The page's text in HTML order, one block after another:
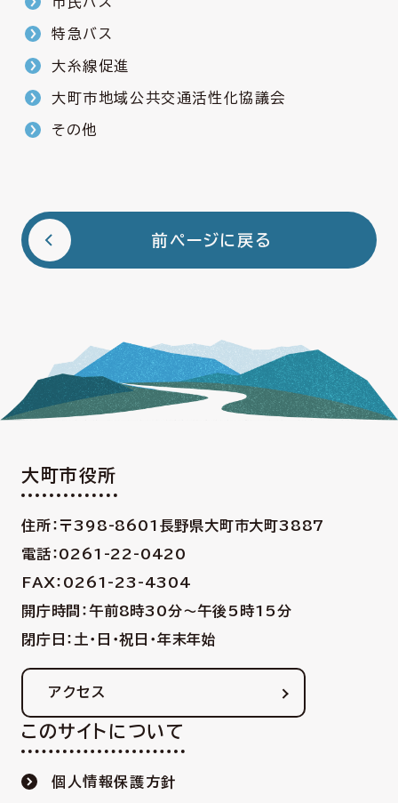
特急バス
大糸線促進
大町市地域公共交通活性化協議会
その他
前ページに戻る
大町市役所
住所：〒398-8601 長野県大町市大町3887
電話：0261-22-0420
FAX：0261-23-4304
開庁時間：午前8時30分〜午後5時15分
閉庁日：土・日・祝日・年末年始
アクセス
このサイトについて
個人情報保護方針